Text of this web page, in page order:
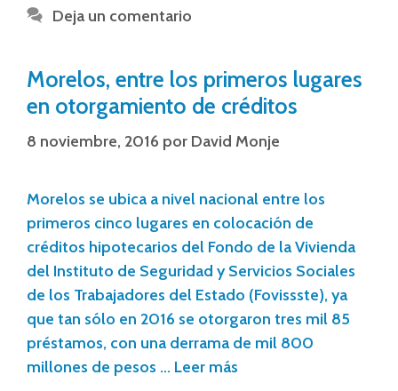
Deja un comentario
Morelos, entre los primeros lugares
en otorgamiento de créditos
8 noviembre, 2016 por David Monje
Morelos se ubica a nivel nacional entre los
primeros cinco lugares en colocación de
créditos hipotecarios del Fondo de la Vivienda
del Instituto de Seguridad y Servicios Sociales
de los Trabajadores del Estado (Fovissste), ya
que tan sólo en 2016 se otorgaron tres mil 85
préstamos, con una derrama de mil 800
millones de pesos … Leer más